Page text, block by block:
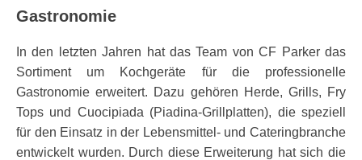
Gastronomie
In den letzten Jahren hat das Team von CF Parker das
Sortiment um Kochgeräte für die professionelle
Gastronomie erweitert. Dazu gehören Herde, Grills, Fry
Tops und Cuocipiada (Piadina-Grillplatten), die speziell
für den Einsatz in der Lebensmittel- und Cateringbranche
entwickelt wurden. Durch diese Erweiterung hat sich die